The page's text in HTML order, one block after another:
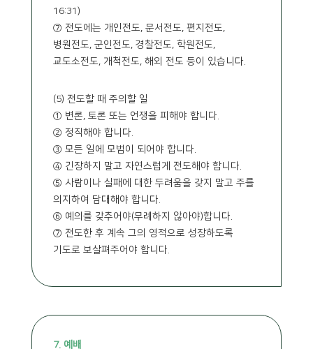
16:31)
⑦ 전도에는 개인전도, 문서전도, 편지전도,
병원전도, 군인전도, 경찰전도, 학원전도,
교도소전도, 개척전도, 해외 전도 등이 있습니다.
(5) 전도할 때 주의할 일
① 변론, 토론 또는 언쟁을 피해야 합니다.
② 정직해야 합니다.
③ 모든 일에 모범이 되어야 합니다.
④ 긴장하지 말고 자연스럽게 전도해야 합니다.
⑤ 사람이나 실패에 대한 두려움을 갖지 말고 주를
의지하여 담대해야 합니다.
⑥ 예의를 갖추어야(무례하지 않아야)합니다.
⑦ 전도한 후 계속 그의 영적으로 성장하도록
기도로 보살펴주어야 합니다.
7. 예배